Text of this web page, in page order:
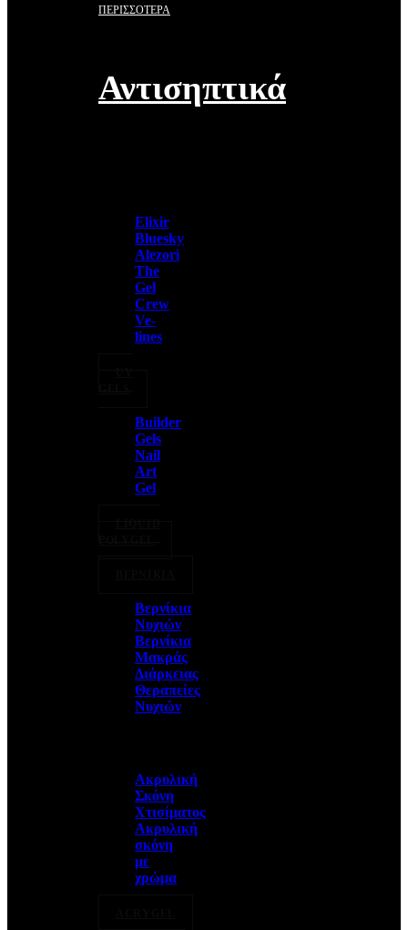
ΠΕΡΙΣΣΟΤΕΡΑ
Αντισηπτικά
Elixir
Bluesky
Alezori
The
Gel
Crew
Ve-
lines
Builder
Gels
Nail
Art
Gel
Βερνίκια
Νυχιών
Βερνίκια
Μακράς
Διάρκειας
Θεραπείες
Νυχιών
Ακρυλική
Σκόνη
Χτισίματος
Ακρυλική
σκόνη
με
χρώμα